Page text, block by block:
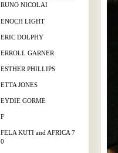
RUNO NICOLAI
ENOCH LIGHT
ERIC DOLPHY
ERROLL GARNER
ESTHER PHILLIPS
ETTA JONES
EYDIE GORME
F
FELA KUTI and AFRICA 7
0